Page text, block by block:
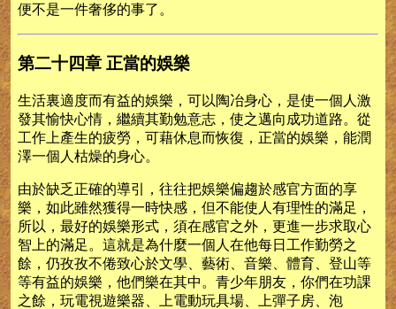
便不是一件奢侈的事了。
第二十四章 正當的娛樂
生活裏適度而有益的娛樂，可以陶冶身心，是使一個人激
發其愉快心情，繼續其勤勉意志，使之邁向成功道路。從
工作上產生的疲勞，可藉休息而恢復，正當的娛樂，能潤
澤一個人枯燥的身心。
由於缺乏正確的導引，往往把娛樂偏趨於感官方面的享
樂，如此雖然獲得一時快感，但不能使人有理性的滿足，
所以，最好的娛樂形式，須在感官之外，更進一步求取心
智上的滿足。這就是為什麼一個人在他每日工作勤勞之
餘，仍孜孜不倦致心於文學、藝術、音樂、體育、登山等
等有益的娛樂，他們樂在其中。青少年朋友，你們在功課
之餘，玩電視遊樂器、上電動玩具場、上彈子房、泡